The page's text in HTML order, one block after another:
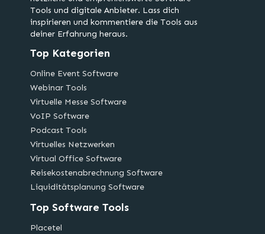
Tools und digitale Anbieter. Lass dich
inspirieren und kommentiere die Tools aus
deiner Erfahrung heraus.
Top Kategorien
Online Event Software
Webinar Tools
Virtuelle Messe Software
VoIP Software
Podcast Tools
Virtuelles Netzwerken
Virtual Office Software
Reisekostenabrechnung Software
Liquiditätsplanung Software
Top Software Tools
Placetel